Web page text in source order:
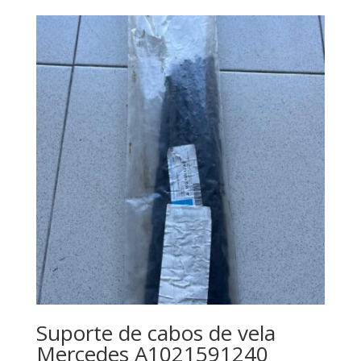
Suporte de cabos de vela
Mercedes A1021591240